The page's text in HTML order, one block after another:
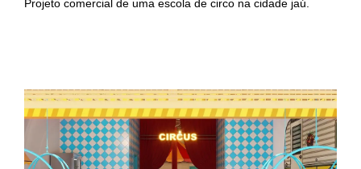
Projeto comercial de uma escola de circo na cidade jaú.